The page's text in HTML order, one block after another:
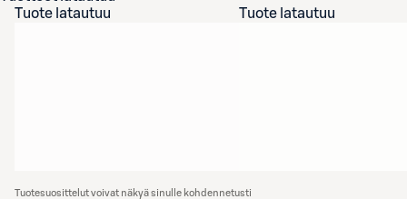
Tuote latautuu
Tuote latautuu
Tuotesuosittelut voivat näkyä sinulle kohdennetusti